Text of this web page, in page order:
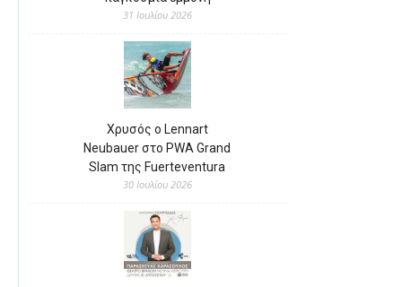
31 Ιουλίου 2026
Χρυσός ο Lennart
Neubauer στο PWA Grand
Slam της Fuerteventura
30 Ιουλίου 2026